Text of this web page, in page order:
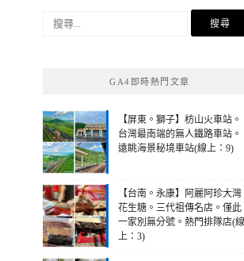
搜
GA4即時熱門文章
【屏東。獅子】枋山火車站。
台灣最南端的無人鐵路車站。
遠眺海景秘境車站(線上：9)
【台南。永康】阿麗阿珍大灣
花生糖。三代祖傳名店。僅此
一家別無分號。熱門排隊店(線
上：3)